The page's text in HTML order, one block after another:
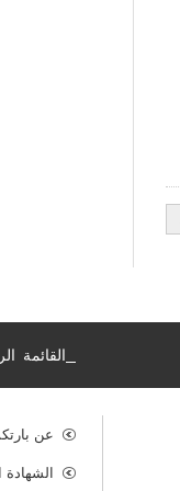
القائمة
عن
الشهادة